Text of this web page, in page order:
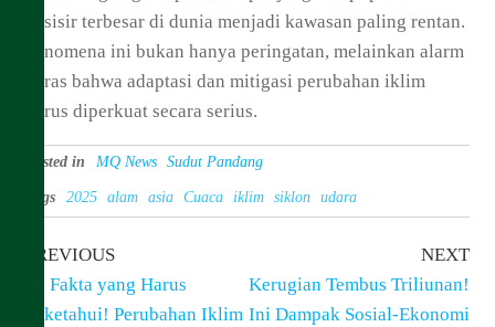
pesisir terbesar di dunia menjadi kawasan paling rentan.
Fenomena ini bukan hanya peringatan, melainkan alarm
keras bahwa adaptasi dan mitigasi perubahan iklim
harus diperkuat secara serius.
Posted in MQ News Sudut Pandang
Tags 2025 alam asia Cuaca iklim siklon udara
Post
navigation
Previous
Post
PREVIOUS
Fakta yang Harus
Diketahui! Perubahan Iklim
NEXT
Kerugian Tembus Triliunan!
Ini Dampak Sosial-Ekonomi